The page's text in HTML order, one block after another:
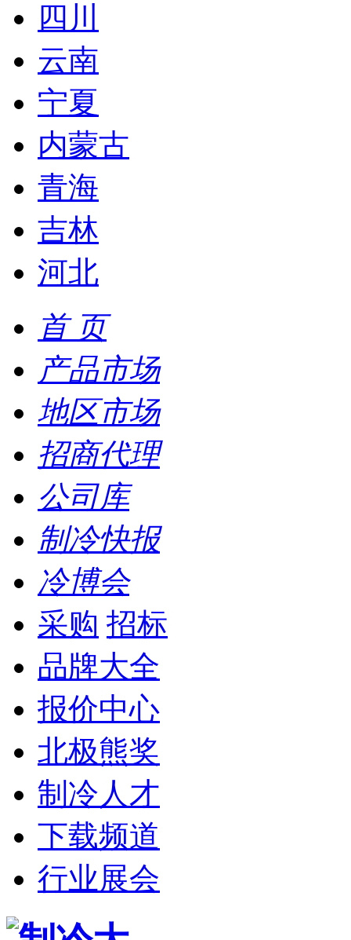
四川
云南
宁夏
内蒙古
青海
吉林
河北
首 页
产品市场
地区市场
招商代理
公司库
制冷快报
冷博会
采购 招标
品牌大全
报价中心
北极熊奖
制冷人才
下载频道
行业展会